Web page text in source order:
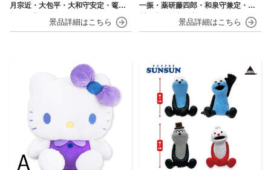
月宗近・大包平・大和守安定・篭手
切江・豊前江～
一振・薬研藤四郎・和泉守兼定・堀
川国広・鶴丸国永～